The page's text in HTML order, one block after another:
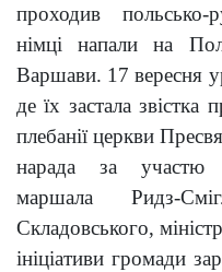
проходив
німці напали на
Варшави. 17 вересня
де їх застала
плебанії церкви
нарада за участю
маршала Ридз-
Складовського,
ініціативи громади